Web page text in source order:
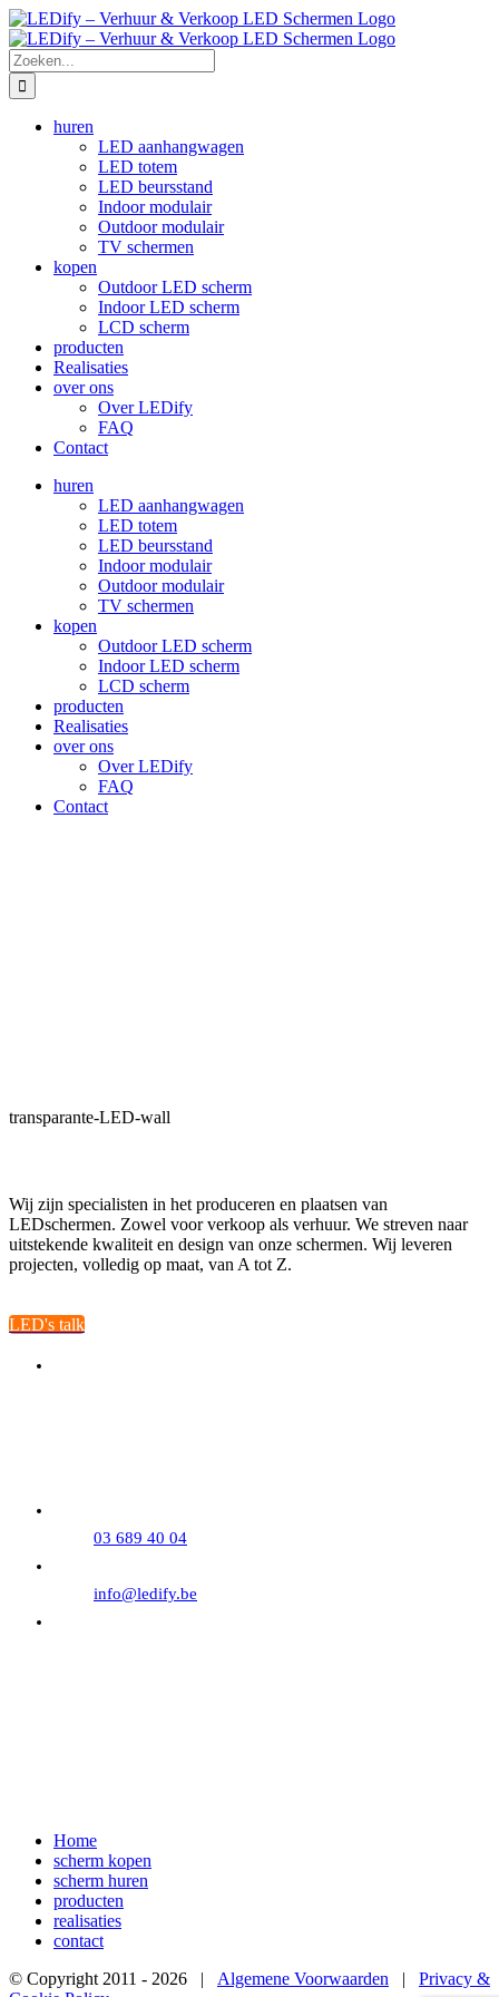
Ga
naar
inhoud
Zoeken
naar:
huren
LED aanhangwagen
LED totem
LED beursstand
Indoor modulair
Outdoor modulair
TV schermen
kopen
Outdoor LED scherm
Indoor LED scherm
LCD scherm
producten
Realisaties
over ons
Over LEDify
FAQ
Contact
huren
LED aanhangwagen
LED totem
LED beursstand
Indoor modulair
Outdoor modulair
TV schermen
kopen
Outdoor LED scherm
Indoor LED scherm
LCD scherm
producten
Realisaties
over ons
Over LEDify
FAQ
Contact
transparante-LED-wall
Wij zijn specialisten in het produceren en plaatsen van
LEDschermen. Zowel voor verkoop als verhuur. We streven naar
uitstekende kwaliteit en design van onze schermen. Wij leveren
projecten, volledig op maat, van A tot Z.
LED's talk
03 689 40 04
info@ledify.be
Home
scherm kopen
scherm huren
producten
realisaties
contact
© Copyright 2011 - 2026 | Algemene Voorwaarden | Privacy &